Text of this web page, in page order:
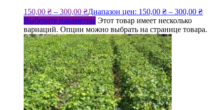
150,00 ₴ – 300,00 ₴Диапазон цен: 150,00 ₴ – 300,00 ₴
Выберите параметры Этот товар имеет несколько
вариаций. Опции можно выбрать на странице товара.